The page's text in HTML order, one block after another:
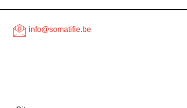
info@somatifie.be